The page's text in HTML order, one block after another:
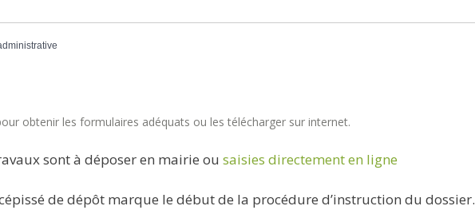
obtenir les formulaires adéquats ou les télécharger sur internet.
sont à déposer en mairie ou saisies directement en ligne
de dépôt marque le début de la procédure d’instruction du dossier.